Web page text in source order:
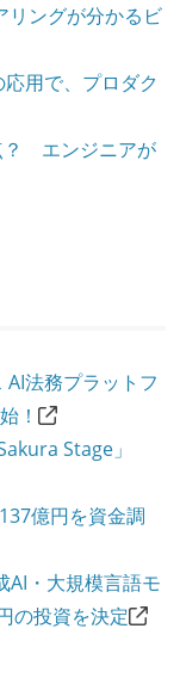
リングが分かるビ
応用で、プロダク
？ エンジニアが
法務プラットフ
！
Stage」
億円を資金調
AI・大規模言語モ
の投資を決定